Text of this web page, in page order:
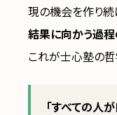
現の機会を作り続
結果に向かう過
これが士心塾の哲
「すべての人